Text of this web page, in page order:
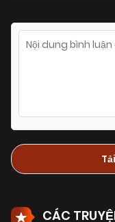
CÁC